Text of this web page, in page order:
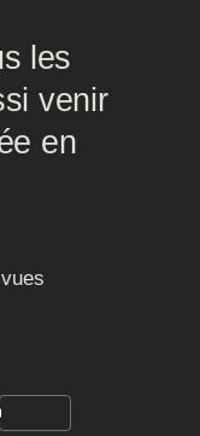
les
venir
en